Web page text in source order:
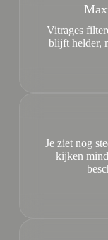
Vitrages
blijft helder,
Je ziet nog
kijken